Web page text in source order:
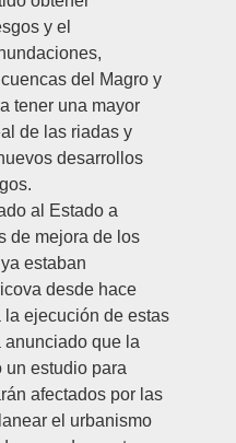
y el
del Magro y
tener una mayor
de las riadas y
desarrollos
al Estado a
de mejora de los
estaban
desde hace
ejecución de estas
anunciado que la
estudio para
afectados por las
el urbanismo